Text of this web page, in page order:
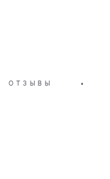
ОТЗЫВЫ •